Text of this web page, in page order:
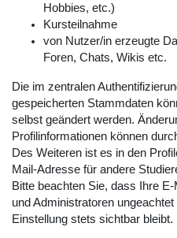
Hobbies, etc.)
Kursteilnahme
von Nutzer/in erzeugte
Foren, Chats, Wikis etc.
Die im zentralen
gespeicherten Stammdaten
selbst geändert werden.
Profilinformationen können
Des Weiteren ist es in den
Mail-Adresse für andere
Bitte beachten Sie, dass Ihre
und Administratoren
Einstellung stets sichtbar bleibt.